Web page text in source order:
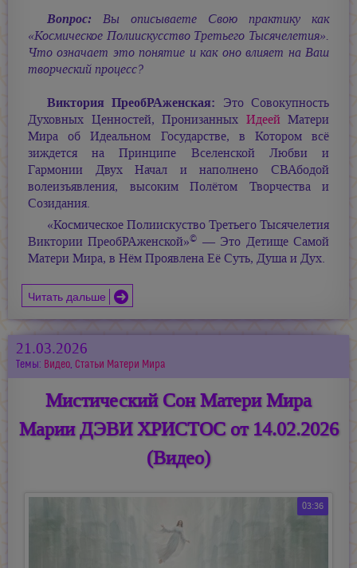
Вопрос: Вы описываете Свою практику как
«Космическое Полиискусство Третьего Тысячелетия».
Что означает это понятие и как оно влияет на Ваш
творческий процесс?
Виктория ПреобРАженская: Это Совокупность
Духовных Ценностей, Пронизанных ИдеейМатери
Мира об Идеальном Государстве, в Котором всё
зиждется на Принципе Вселенской Любви и
Гармонии Двух Начал и наполнено СВАбодой
волеизъявления, высоким Полётом Творчества и
Созидания.
«Космическое Полиискуство Третьего Тысячелетия
Виктории ПреобРАженской»© — Это Детище Самой
Матери Мира, в Нём Проявлена Её Суть, Душа и Дух.
Читать дальше
21.03.2026
Темы: Видео, Статьи Матери Мира
Мистический Сон Матери Мира
Марии ДЭВИ ХРИСТОС от 14.02.2026
(Видео)
03:36